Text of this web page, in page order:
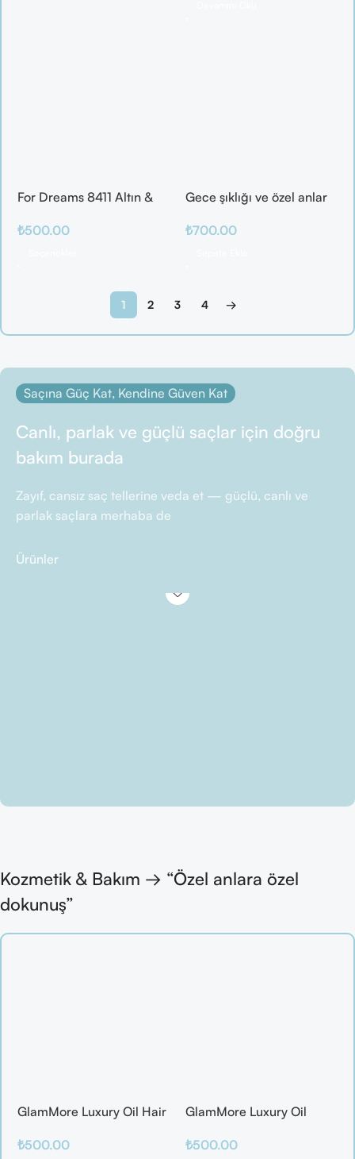
For Dreams 8411 Altın &
Takımı
₺500.00
Gece şıklığı ve özel anlar
₺700.00
1 2 3 4 →
Saçına Güç Kat, Kendine Güven Kat
Canlı, parlak ve güçlü saçlar için doğru
bakım burada
Zayıf, cansız saç tellerine veda et — güçlü, canlı ve
parlak saçlara merhaba de
Ürünler
Kozmetik & Bakım → “Özel anlara özel
dokunuş”
GlamMore Luxury Oil Hair
₺500.00
GlamMore Luxury Oil
Saç Kırılmalarına Karşı
₺500.00